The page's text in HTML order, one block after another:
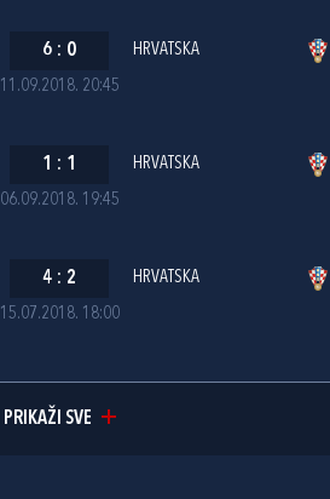
11.09.2018. 20:45
6 : 0 HRVATSKA
06.09.2018. 19:45
1 : 1 HRVATSKA
15.07.2018. 18:00
4 : 2 HRVATSKA
PRIKAŽI SVE